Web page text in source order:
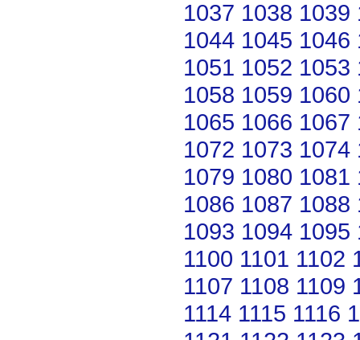
1037 1038 1039
1044 1045 1046
1051 1052 1053
1058 1059 1060
1065 1066 1067
1072 1073 1074
1079 1080 1081
1086 1087 1088
1093 1094 1095
1100 1101 1102
1107 1108 1109
1114 1115 1116